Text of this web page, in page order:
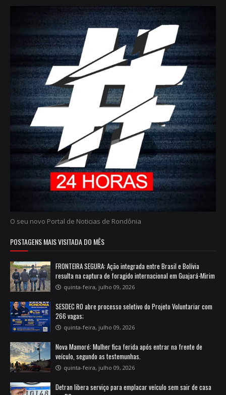
O seu novo Portal de Noticias de Rondônia
POSTAGENS MAIS VISITADA DO MÊS
FRONTEIRA SEGURA: Ação integrada entre Brasil e Bolívia
resulta na captura de foragido internacional em Guajará-Mirim
quinta-feira, julho 09, 2026
SESDEC RO abre processo seletivo do Projeto Voluntariar com
266 vagas;
quinta-feira, julho 09, 2026
Nova Mamoré: Mulher fica ferida após entrar na frente de
veículo, segundo as testemunhas.
quinta-feira, julho 09, 2026
Detran libera serviço para emplacar veículo sem sair de casa